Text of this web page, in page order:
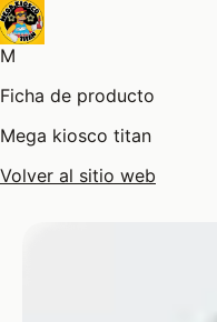
M
Ficha de producto
Mega kiosco titan
Volver al sitio web